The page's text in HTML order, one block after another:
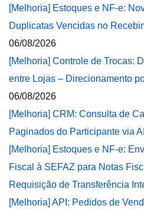
[Melhoria] Estoques e NF-e:
Duplicatas Vencidas no
06/08/2026
[Melhoria] Controle de Trocas:
entre Lojas – Direcionamento
06/08/2026
[Melhoria] CRM: Consulta de
Paginados do Participante via
[Melhoria] Estoques e NF-e:
Fiscal à SEFAZ para Notas
Requisição de Transferência
[Melhoria] API: Pedidos de